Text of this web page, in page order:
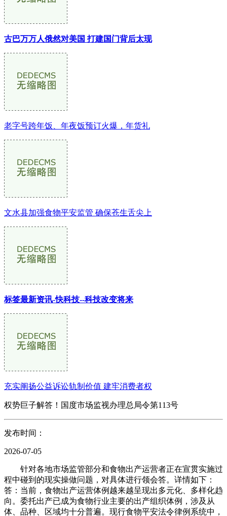
古巴万万人俄然对美国 打建国门背后太现
老字号跨年饭、年夜饭预订火爆，年货礼
文水县加强食物平安监管 确保苍生舌尖上
标签最新资讯-快科技--科技改变将来
充实阐扬公益诉讼轨制价值 建牢消费者权
权势巨子解答！国度市场监视办理总局令第113号
发布时间：
2026-07-05
针对各地市场监管部分和食物出产运营者正在宣贯实施过
程中碰到的现实操做问题，对具体进行领会答。详情如下：
答：当前，食物出产运营体例越来越呈现出多元化、多样化趋
向。委托出产已成为食物行业主要的出产组织体例，涉及从
体、品种、区域均十分普遍。现行食物平安法令律例系统中，